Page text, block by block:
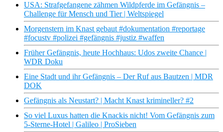
USA: Strafgefangene zähmen Wildpferde im Gefängnis –
Challenge für Mensch und Tier | Weltspiegel
Morgenstern im Knast gebaut #dokumentation #reportage
#focustv #polizei #gefängnis #justiz #waffen
Früher Gefängnis, heute Hochhaus: Udos zweite Chance |
WDR Doku
Eine Stadt und ihr Gefängnis – Der Ruf aus Bautzen | MDR
DOK
Gefängnis als Neustart? | Macht Knast krimineller? #2
So viel Luxus hatten die Knackis nicht! Vom Gefängnis zum
5-Sterne-Hotel | Galileo | ProSieben